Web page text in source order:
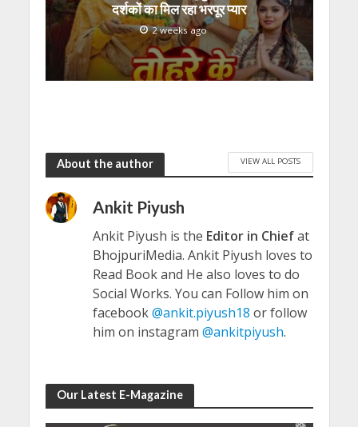
दर्शकों का मिल रहा भरपूर प्यार
2 weeks ago
About the author VIEW ALL POSTS
Ankit Piyush
Ankit Piyush is the Editor in Chiefat
BhojpuriMedia. Ankit Piyush loves to
Read Book and He also loves to do
Social Works. You can Follow him on
facebook@ankit.piyush18 or follow
him on instagram @ankitpiyush.
Our Latest E-Magazine